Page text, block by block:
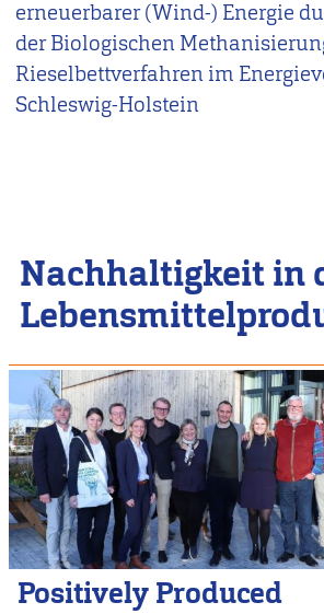
erneuerbarer (Wind-) Energie
der Biologischen
Rieselbettverfahren im
Schleswig-Holstein
Nachhaltigkeit in
Positively Produced